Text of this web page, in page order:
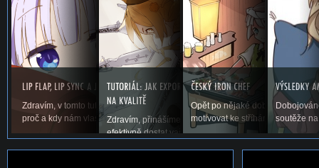
Zdravím, v tomto tutoriálu si povíme něco o lip flapu, co to je,
proč a kdy nám vlastně v AMV vadí a samozřejmě,...
Zdravím, přinášíme vám první tutoriál na téma, jak
efektivně dostat vaše AMV ze střihacího...
Opět po nějaké době vás vítáme
motivovat ke stříhání. Snad se
soutěže